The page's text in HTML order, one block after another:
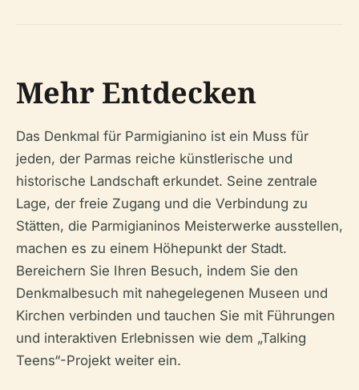
Mehr Entdecken
Das Denkmal für Parmigianino ist ein Muss für
jeden, der Parmas reiche künstlerische und
historische Landschaft erkundet. Seine zentrale
Lage, der freie Zugang und die Verbindung zu
Stätten, die Parmigianinos Meisterwerke ausstellen,
machen es zu einem Höhepunkt der Stadt.
Bereichern Sie Ihren Besuch, indem Sie den
Denkmalbesuch mit nahegelegenen Museen und
Kirchen verbinden und tauchen Sie mit Führungen
und interaktiven Erlebnissen wie dem „Talking
Teens“-Projekt weiter ein.